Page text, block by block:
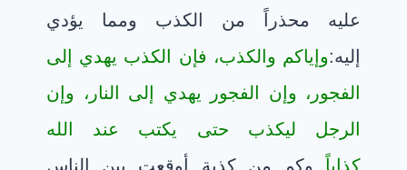
عليه محذراً من الكذب ومما يؤدي
إليه:وإياكم والكذب، فإن الكذب يهدي إلى
الفجور، وإن الفجور يهدي إلى النار، وإن
الرجل ليكذب حتى يكتب عند الله
كذاباً وكم من كذبة أوقعت بين الناس